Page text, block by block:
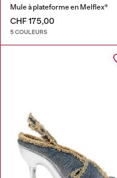
Mule à plateforme en Melflex®
CHF 175,00
5 COULEURS